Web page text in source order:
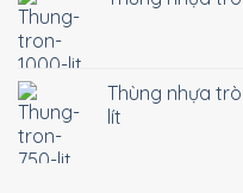
Thùng nhựa
lít